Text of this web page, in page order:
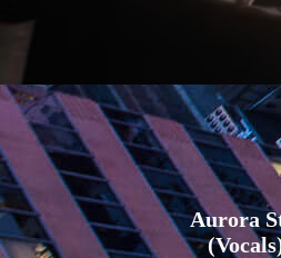
Aurora